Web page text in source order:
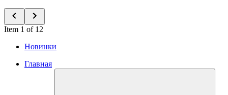
Item 1 of 12
Новинки
Главная